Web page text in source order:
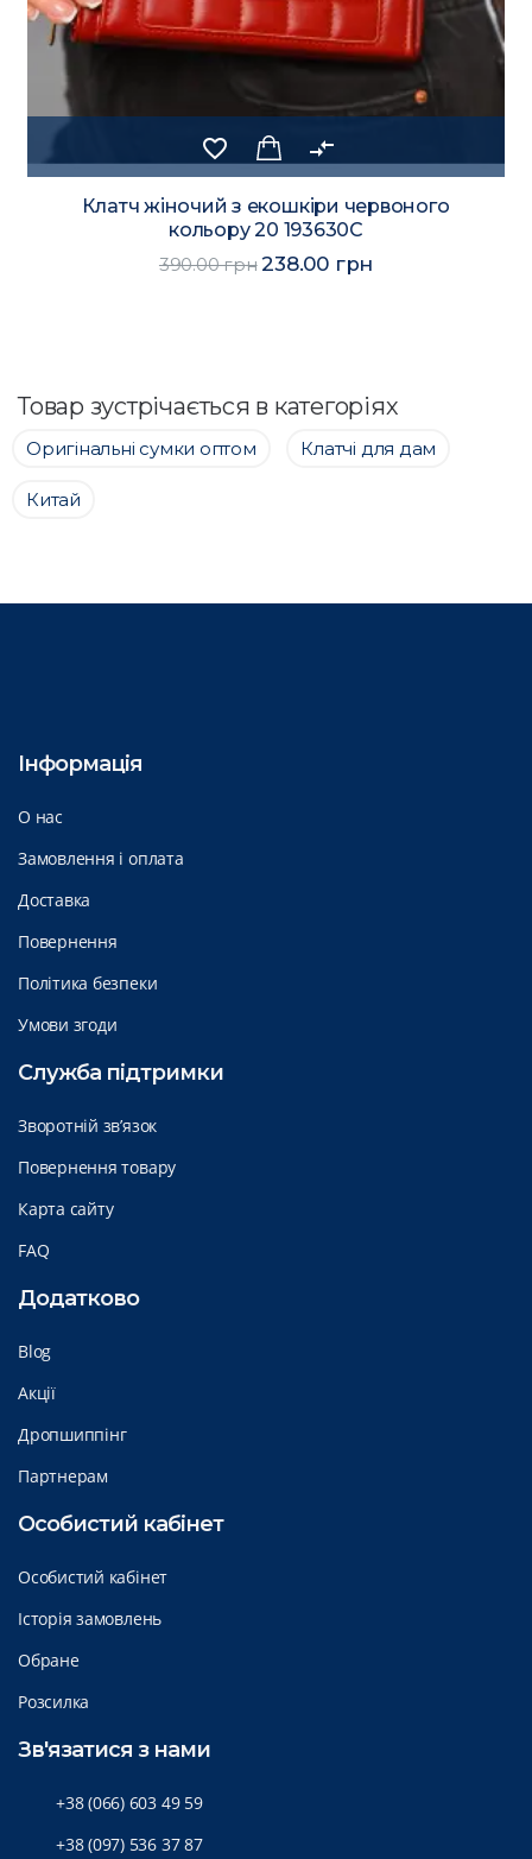
favorite_border compare_arrows
Клатч жіночий з екошкіри червоного
кольору 20 193630C
390.00 грн238.00 грн
Товар зустрічається в категоріях
Оригінальні сумки оптом Клатчі для дам
Китай
Інформація
О нас
Замовлення і оплата
Доставка
Повернення
Політика безпеки
Умови згоди
Служба підтримки
Зворотній зв’язок
Повернення товару
Карта сайту
FAQ
Додатково
Blog
Акції
Дропшиппінг
Партнерам
Особистий кабінет
Особистий кабінет
Історія замовлень
Обране
Розсилка
Зв'язатися з нами
+38 (066) 603 49 59
+38 (097) 536 37 87